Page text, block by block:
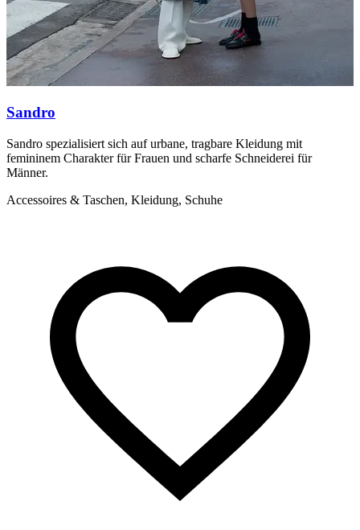
Sandro
Sandro spezialisiert sich auf urbane, tragbare Kleidung mit
femininem Charakter für Frauen und scharfe Schneiderei für
Männer.
Accessoires & Taschen, Kleidung, Schuhe